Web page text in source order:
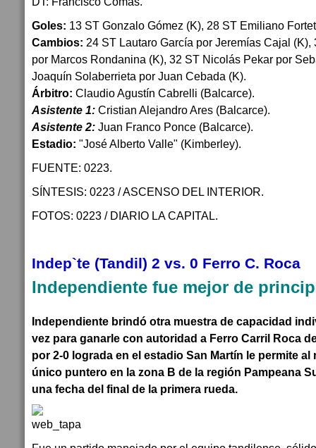
Goles: 13 ST Gonzalo Gómez (K), 28 ST Emiliano
Cambios: 24 ST Lautaro García por Jeremías Cajal
por Marcos Rondanina (K), 32 ST Nicolás Pekar por
Joaquín Solaberrieta por Juan Cebada (K).
Árbitro: Claudio Agustín Cabrelli (Balcarce).
Asistente 1: Cristian Alejandro Ares (Balcarce).
Asistente 2: Juan Franco Ponce (Balcarce).
Estadio: "José Alberto Valle" (Kimberley).
FUENTE: 0223.
SÍNTESIS: 0223 / ASCENSO DEL INTERIOR.
FOTOS: 0223 / DIARIO LA CAPITAL.
Indep`te (Tandil) 2 vs. 0 Ferro C. Roca
Independiente fue mejor de
Independiente brindó otra muestra de capacidad
vez para ganarle con autoridad a Ferro Carril Roca
por 2-0 lograda en el estadio San Martín le permite
único puntero en la zona B de la región Pampeana
una fecha del final de la primera rueda.